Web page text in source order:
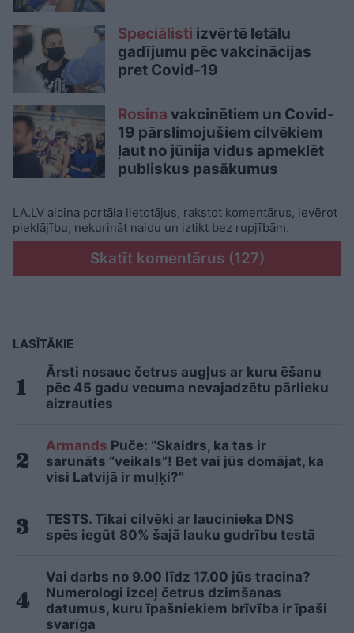
Speciālisti izvērtē letālu
gadījumu pēc vakcinācijas
pret Covid-19
Rosina vakcinētiem un Covid-
19 pārslimojušiem cilvēkiem
ļaut no jūnija vidus apmeklēt
publiskus pasākumus
LA.LV aicina portāla lietotājus, rakstot komentārus, ievērot
pieklājību, nekurināt naidu un iztikt bez rupjībām.
Skatīt komentārus (127)
LASĪTĀKIE
Ārsti nosauc četrus augļus ar kuru ēšanu
pēc 45 gadu vecuma nevajadzētu pārlieku
aizrauties
Armands Puče: “Skaidrs, ka tas ir
sarunāts “veikals”! Bet vai jūs domājat, ka
visi Latvijā ir muļķi?”
TESTS. Tikai cilvēki ar laucinieka DNS
spēs iegūt 80% šajā lauku gudrību testā
Vai darbs no 9.00 līdz 17.00 jūs tracina?
Numerologi izceļ četrus dzimšanas
datumus, kuru īpašniekiem brīvība ir īpaši
svarīga